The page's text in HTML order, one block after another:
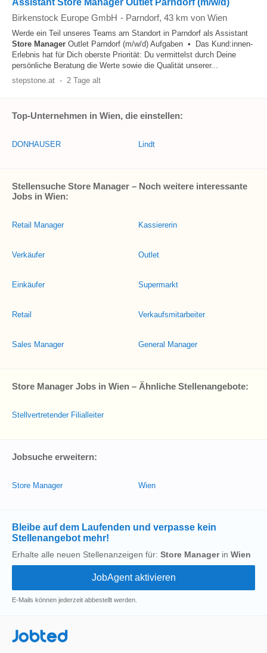
Assistant Store Manager Outlet Parndorf (m/w/d)
Birkenstock Europe GmbH - Parndorf, 43 km von Wien
Werde ein Teil unseres Teams am Standort in Parndorf als Assistant
Store Manager Outlet Parndorf (m/w/d) Aufgaben • Das Kund:innen-
Erlebnis hat für Dich oberste Priorität: Du vermittelst durch Deine
persönliche Beratung die Werte sowie die Qualität unserer...
stepstone.at - 2 Tage alt
Top-Unternehmen in Wien, die einstellen:
DONHAUSER Lindt
Stellensuche Store Manager – Noch weitere interessante
Jobs in Wien:
Retail Manager
Verkäufer
Einkäufer
Retail
Sales Manager
Kassiererin
Outlet
Supermarkt
Verkaufsmitarbeiter
General Manager
Store Manager Jobs in Wien – Ähnliche Stellenangebote:
Stellvertretender Filialleiter
Jobsuche erweitern:
Store Manager Wien
Bleibe auf dem Laufenden und verpasse kein
Stellenangebot mehr!
Erhalte alle neuen Stellenanzeigen für: Store Managerin Wien
E-Mails können jederzeit abbestellt werden.
Jobted